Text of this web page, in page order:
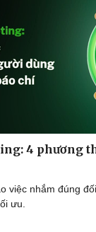
4 phương
việc nhắm đúng
ưu.